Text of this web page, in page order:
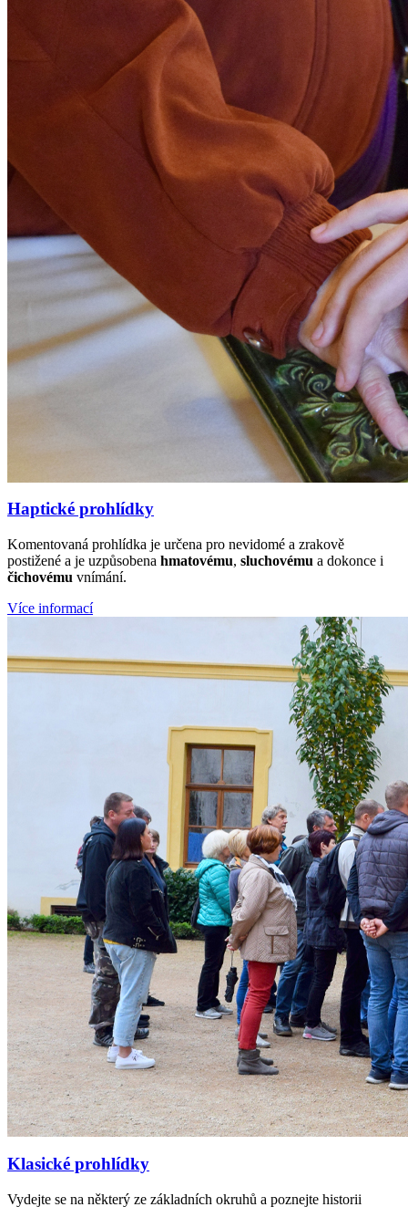
Haptické prohlídky
Komentovaná prohlídka je určena pro nevidomé a zrakově
postižené a je uzpůsobena hmatovému, sluchovému a dokonce i
čichovému vnímání.
Více informací
Klasické prohlídky
Vydejte se na některý ze základních okruhů a poznejte historii